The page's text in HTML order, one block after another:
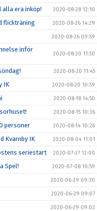
era inköp! 2020-08-28 12:10
flickträning 2020-08-26 14:29
2020-08-26 09:59
inför
2020-08-20 11:50
2020-08-20 11:45
IK 2020-08-20 10:59
2020-08-18 14:50
2020-08-15 10:36
personer 2020-08-14 10:26
Kvarnby IK 2020-08-04 11:01
seriestart 2020-07-27 12:00
Spel! 2020-07-08 10:59
2020-06-29 09:30
2020-06-29 09:07
2020-06-29 09:02